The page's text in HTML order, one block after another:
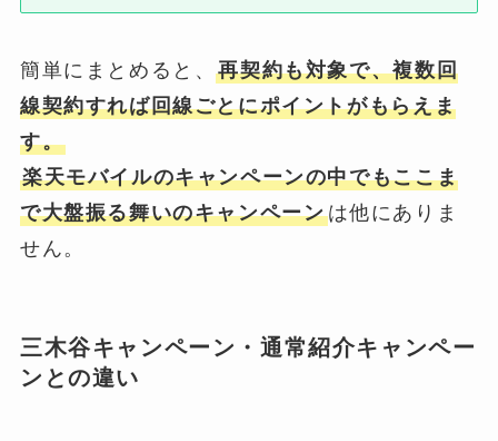
簡単にまとめると、再契約も対象で、複数回
線契約すれば回線ごとにポイントがもらえま
す。
楽天モバイルのキャンペーンの中でもここま
で大盤振る舞いのキャンペーンは他にありま
せん。
三木谷キャンペーン・通常紹介キャンペー
ンとの違い